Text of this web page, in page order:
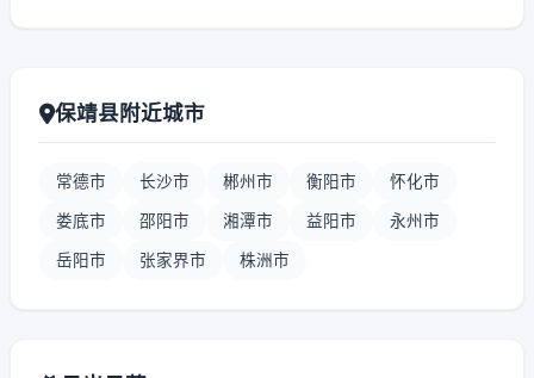
保靖县附近城市
常德市 长沙市 郴州市 衡阳市 怀化市
娄底市 邵阳市 湘潭市 益阳市 永州市
岳阳市 张家界市 株洲市